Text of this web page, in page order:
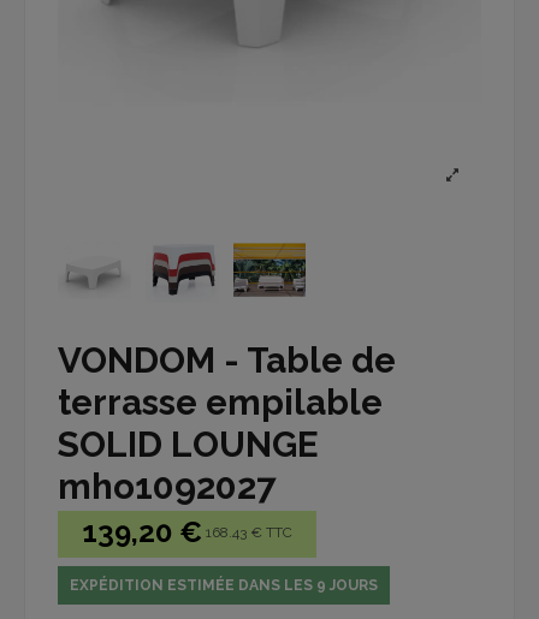
VONDOM - Table de
terrasse empilable
SOLID LOUNGE
mho1092027
139,20 € 168.43 € TTC
EXPÉDITION ESTIMÉE DANS LES 9 JOURS